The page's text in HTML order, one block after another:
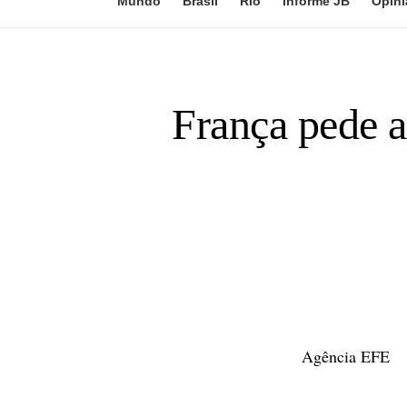
França pede
Agência EFE